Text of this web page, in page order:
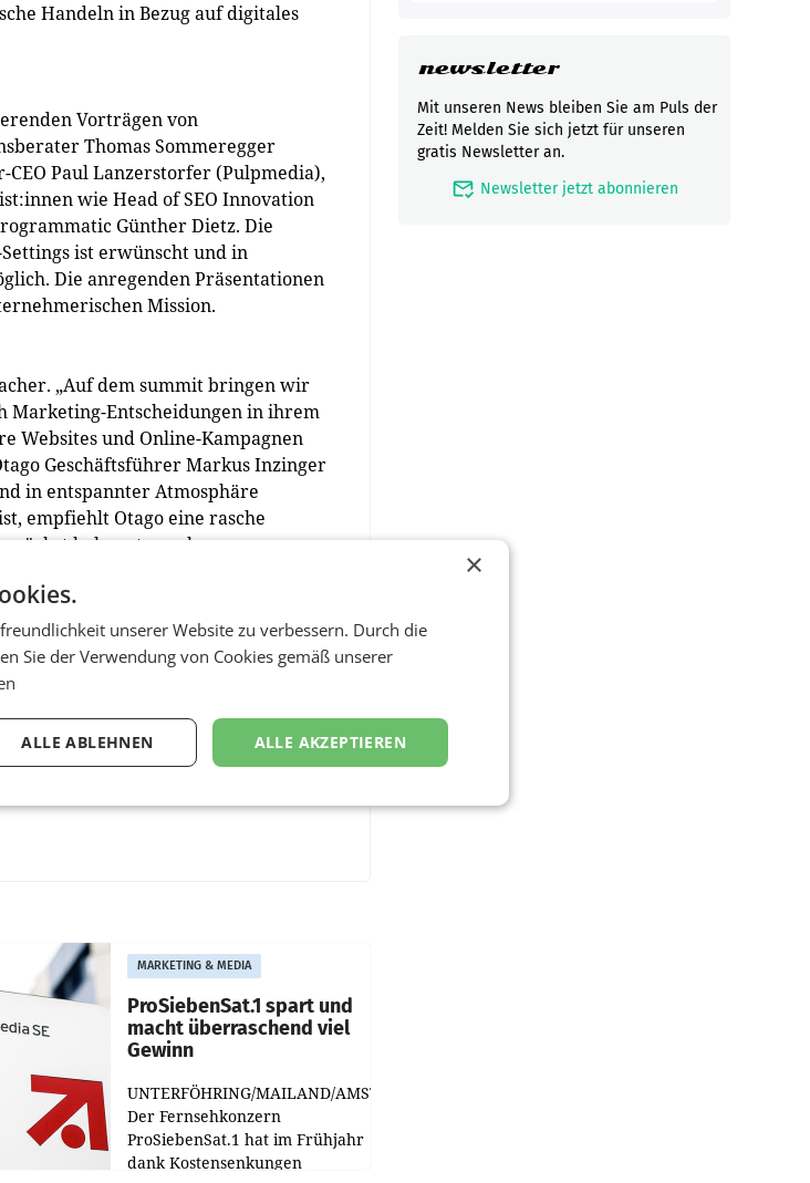
Handeln in Bezug auf digitales
Vorträgen von
Thomas Sommeregger
Paul Lanzerstorfer (Pulpmedia),
wie Head of SEO Innovation
Günther Dietz. Die
ist erwünscht und in
Die anregenden Präsentationen
Mission.
„Auf dem summit bringen wir
Marketing-Entscheidungen in ihrem
Websites und Online-Kampagnen
Geschäftsführer Markus Inzinger
in entspannter Atmosphäre
empfiehlt Otago eine rasche
bekannt gegeben.
MARKETING & MEDIA
ProSiebenSat.1 spart und
macht überraschend viel
Gewinn
UNTERFÖHRING/MAILAND/AMSTERDAM.
Der Fernsehkonzern
ProSiebenSat.1 hat im Frühjahr
dank Kostensenkungen
newsletter
Mit unseren News bleiben Sie am Puls der
Zeit! Melden Sie sich jetzt für unseren
gratis Newsletter an.
mark_email_read Newsletter jetzt abonnieren
×
unserer Website zu verbessern. Durch die
Sie der Verwendung von Cookies gemäß unserer
ALLE AKZEPTIEREN
ALLE ABLEHNEN